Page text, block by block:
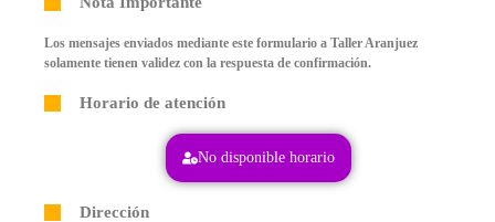
Los mensajes enviados mediante este formulario a Taller Aranjuez
solamente tienen validez con la respuesta de confirmación.
Horario de atención
No disponible horario
Dirección